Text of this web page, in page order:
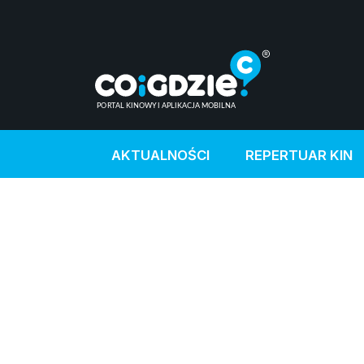
AKTUALNOŚCI REPERTUAR KIN